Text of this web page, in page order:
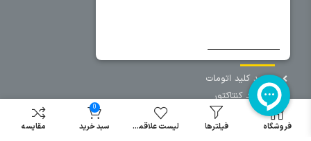
سایر دسته بندی ها
خرید کلید اتومات
خرید کنتاکتور
خرید فیوز
مینیاتوری
فروشگاه فیلترها لیست علاقمندی
0
سبد خرید مقایسه